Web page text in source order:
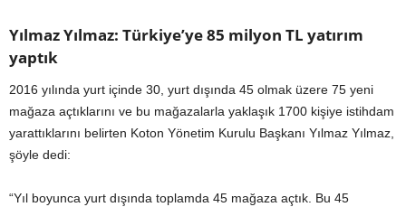
Yılmaz Yılmaz: Türkiye’ye 85 milyon TL yatırım
yaptık
2016 yılında yurt içinde 30, yurt dışında 45 olmak üzere 75 yeni
mağaza açtıklarını ve bu mağazalarla yaklaşık 1700 kişiye istihdam
yarattıklarını belirten Koton Yönetim Kurulu Başkanı Yılmaz Yılmaz,
şöyle dedi:
“Yıl boyunca yurt dışında toplamda 45 mağaza açtık. Bu 45